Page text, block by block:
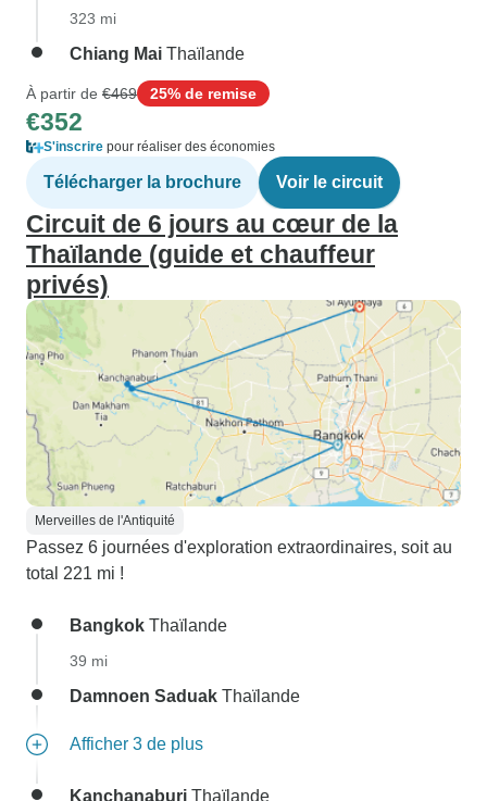
323 mi
Chiang Mai Thaïlande
À partir de €469 25% de remise
€352
S'inscrire pour réaliser des économies
Télécharger la brochure Voir le circuit
Circuit de 6 jours au cœur de la
Thaïlande (guide et chauffeur
privés)
Merveilles de l'Antiquité
Passez 6 journées d'exploration extraordinaires, soit au
total 221 mi !
Bangkok Thaïlande
39 mi
Damnoen Saduak Thaïlande
Afficher 3 de plus
Kanchanaburi Thaïlande